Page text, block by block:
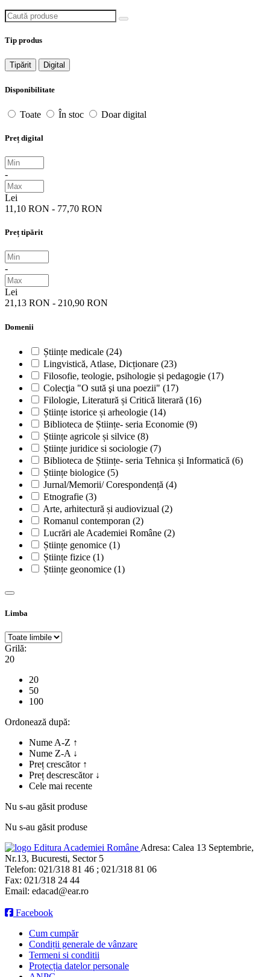
Caută produse
Tip produs
Tipărit Digital
Disponibilitate
Toate În stoc Doar digital
Preț digital
-
Lei
11,10 RON - 77,70 RON
Preț tipărit
-
Lei
21,13 RON - 210,90 RON
Domenii
Științe medicale (24)
Lingvistică, Atlase, Dicționare (23)
Filosofie, teologie, psihologie și pedagogie (17)
Colecţia "O sută şi una poezii" (17)
Filologie, Literatură și Critică literară (16)
Științe istorice și arheologie (14)
Biblioteca de Științe- seria Economie (9)
Științe agricole și silvice (8)
Științe juridice si sociologie (7)
Biblioteca de Științe- seria Tehnica și Informatică (6)
Științe biologice (5)
Jurnal/Memorii/ Corespondență (4)
Etnografie (3)
Arte, arhitectură și audiovizual (2)
Romanul contemporan (2)
Lucrări ale Academiei Române (2)
Științe genomice (1)
Științe fizice (1)
Științe geonomice (1)
Limba
Grilă:
20
20
50
100
Ordonează după:
Nume A-Z ↑
Nume Z-A ↓
Preț crescător ↑
Preț descrescător ↓
Cele mai recente
Nu s-au găsit produse
Nu s-au găsit produse
Editura Academiei Române Adresa: Calea 13 Septembrie,
Nr.13, Bucuresti, Sector 5
Telefon: 021/318 81 46 ; 021/318 81 06
Fax: 021/318 24 44
Email: edacad@ear.ro
Facebook
Cum cumpăr
Condiții generale de vânzare
Termeni si conditii
Protecția datelor personale